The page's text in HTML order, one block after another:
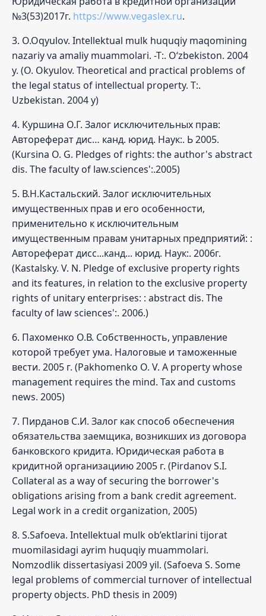
№3(53)2017г. https://www.vegaslex.ru.
3. O.Oqyulov. Intellektual mulk huquqiy maqomining
nazariy va amaliy muammolari. -T:. O‘zbekiston. 2004
y. (O. Okyulov. Theoretical and practical problems of
the legal status of intellectual property. T:.
Uzbekistan. 2004 y)
4. Куршина О.Г. Залог исключительных прав:
Автореферат дис… канд. юрид. Наук:. Ь 2005.
(Kursina O. G. Pledges of rights: the author's abstract
dis. The faculty of law.sciences':.2005)
5. В.Н.Кастальский. Залог исключительных
имущественных прав и его особенности,
применительно к исключительным
имущественным правам унитарных предприятий: :
Автореферат дисс...канд... юрид. Наук:. 2006г.
(Kastalsky. V. N. Pledge of exclusive property rights
and its features, in relation to the exclusive property
rights of unitary enterprises: : abstract dis. The
faculty of law sciences':. 2006.)
6. Пахоменко О.В. Собственность, управление
которой требует ума. Налоговые и таможенные
вести. 2005 г. (Pakhomenko O. V. A property whose
management requires the mind. Tax and customs
news. 2005)
7. Пирданов С.И. Залог как способ обеспечения
обязательства заемщика, возникших из договора
банковского кридита. Юридическая работа в
кридитной организациию 2005 г. (Pirdanov S.I.
Collateral as a way of securing the borrower's
obligations arising from a bank credit agreement.
Legal work in a credit organization, 2005)
8. S.Safoeva. Intellektual mulk ob’ektlarini tijorat
muomilasidagi ayrim huquqiy muammolari.
Nomzodlik dissertasiyasi 2009 yil. (Safoeva S. Some
legal problems of commercial turnover of intellectual
property objects. PhD thesis in 2009)